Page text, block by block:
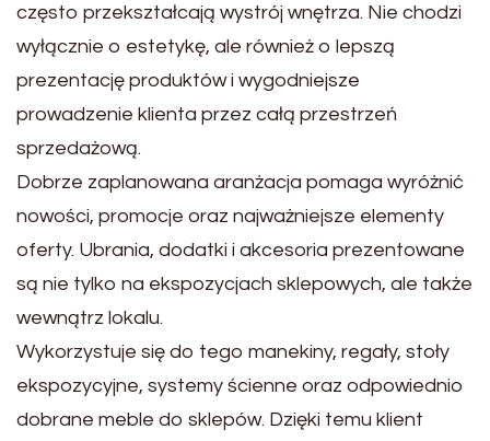
często przekształcają wystrój wnętrza. Nie chodzi
wyłącznie o estetykę, ale również o lepszą
prezentację produktów i wygodniejsze
prowadzenie klienta przez całą przestrzeń
sprzedażową.
Dobrze zaplanowana aranżacja pomaga wyróżnić
nowości, promocje oraz najważniejsze elementy
oferty. Ubrania, dodatki i akcesoria prezentowane
są nie tylko na ekspozycjach sklepowych, ale także
wewnątrz lokalu.
Wykorzystuje się do tego manekiny, regały, stoły
ekspozycyjne, systemy ścienne oraz odpowiednio
dobrane meble do sklepów. Dzięki temu klient